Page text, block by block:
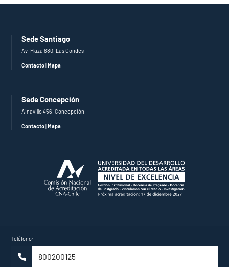
Sede Santiago
Av. Plaza 680, Las Condes
Contacto |Mapa
Sede Concepción
Ainavillo 456, Concepción
Contacto|Mapa
Teléfono:
800200125